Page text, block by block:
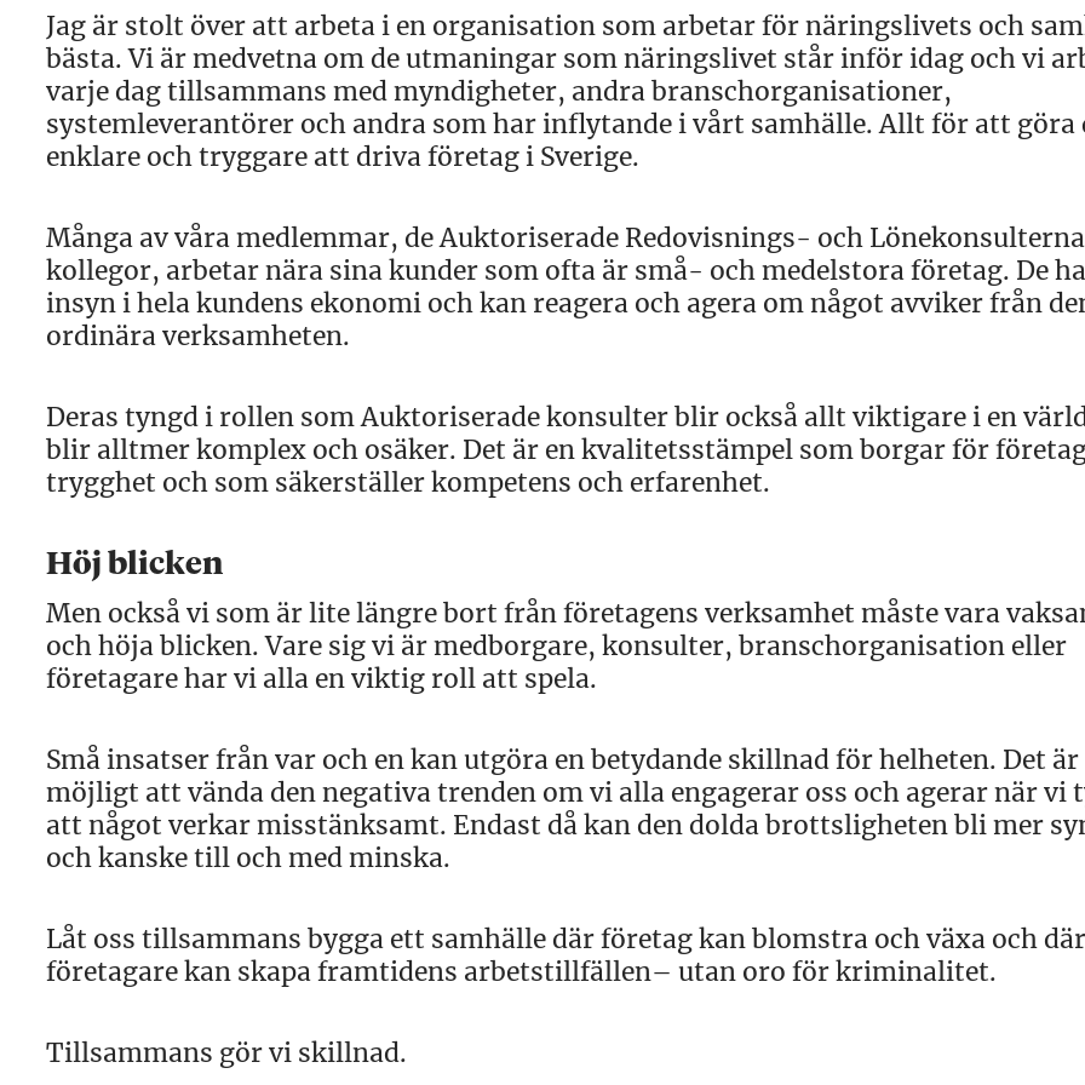
Jag är stolt över att arbeta i en organisation som arbetar för näringslivets och
bästa. Vi är medvetna om de utmaningar som näringslivet står inför idag och vi
varje dag tillsammans med myndigheter, andra branschorganisationer,
systemleverantörer och andra som har inflytande i vårt samhälle. Allt för att göra
enklare och tryggare att driva företag i Sverige.
Många av våra medlemmar, de Auktoriserade Redovisnings- och
kollegor, arbetar nära sina kunder som ofta är små- och medelstora företag. De
insyn i hela kundens ekonomi och kan reagera och agera om något avviker från
ordinära verksamheten.
Deras tyngd i rollen som Auktoriserade konsulter blir också allt viktigare i en
blir alltmer komplex och osäker. Det är en kvalitetsstämpel som borgar för
trygghet och som säkerställer kompetens och erfarenhet.
Höj blicken
Men också vi som är lite längre bort från företagens verksamhet måste vara
och höja blicken. Vare sig vi är medborgare, konsulter, branschorganisation eller
företagare har vi alla en viktig roll att spela.
Små insatser från var och en kan utgöra en betydande skillnad för helheten. Det är
möjligt att vända den negativa trenden om vi alla engagerar oss och agerar när vi
att något verkar misstänksamt. Endast då kan den dolda brottsligheten bli mer
och kanske till och med minska.
Låt oss tillsammans bygga ett samhälle där företag kan blomstra och växa och där
företagare kan skapa framtidens arbetstillfällen– utan oro för kriminalitet.
Tillsammans gör vi skillnad.